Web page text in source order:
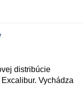
distribúcie
Vychádza